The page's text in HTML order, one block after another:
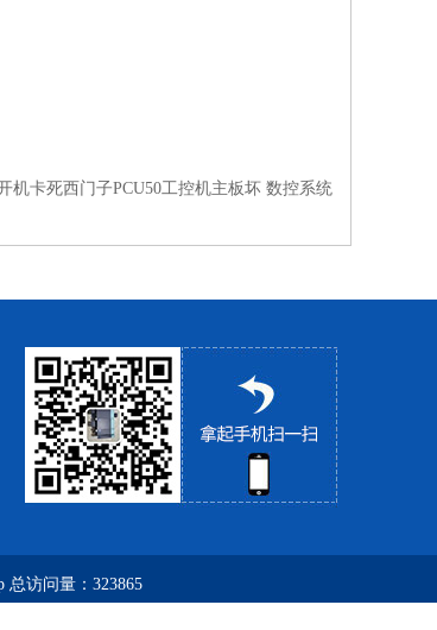
机卡死西门子PCU50工控机主板坏 数控系统
总访问量：323865